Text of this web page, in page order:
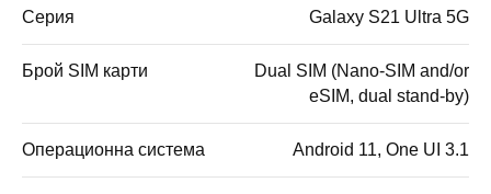
Серия Galaxy S21 Ultra 5G
Брой SIM карти
Dual SIM (Nano-SIM and/or
eSIM, dual stand-by)
Операционна система Android 11, One UI 3.1